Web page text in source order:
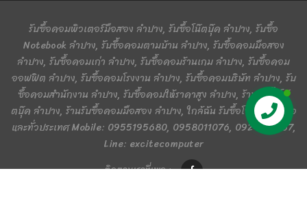
รับซื้อคอมพิวเตอร์มือสอง ลำปาง, รับซื้อโน๊ตบุ๊ค ลำปาง, รับซื้อ
Notebook ลำปาง, รับซื้อคอมตามบ้าน ลำปาง, รับซื้อคอมมือสอง
ลำปาง, รับซื้อคอมเก่า ลำปาง, รับซื้อคอมร้านเกม ลำปาง, รับซื้อคอม
ออฟฟิต ลำปาง, รับซื้อคอมโรงงาน ลำปาง, รับซื้อคอมบริษัท ลำปาง, รับ
ซื้อคอมสำนักงาน ลำปาง, รับซื้อคอมให้ราคาสูง ลำปาง, ร้านรับซื้อโน๊
ตบุ๊ค ลำปาง, ร้านรับซื้อคอมมือสอง ลำปาง, ใกล้ฉัน รับซื้อโซนภาคเหนือ
และทั่วประเทศ Mobile: 0955195680, 0958011076, 0924401367,
Line: excitecomputer
ติดตามเราที่เพจ :
ติดต่อเรา